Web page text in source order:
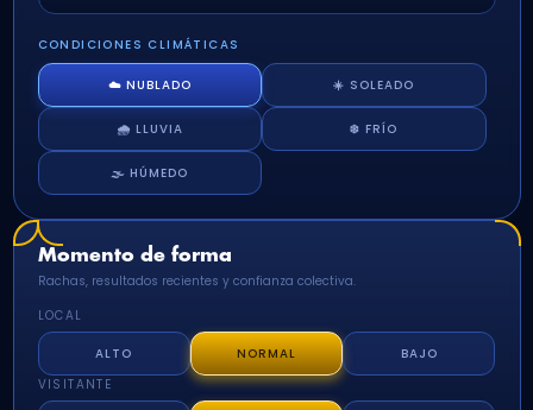
CONDICIONES CLIMÁTICAS
☁️ NUBLADO ☀️ SOLEADO
🌧️ LLUVIA ❄️ FRÍO
🌫️ HÚMEDO
Momento de forma
Rachas, resultados recientes y confianza colectiva.
LOCAL
ALTO NORMAL
BAJO
VISITANTE